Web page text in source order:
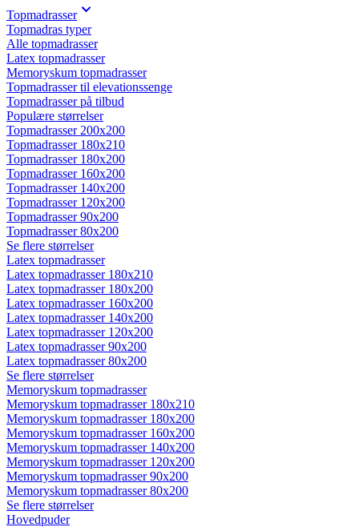
Topmadrasser
Topmadras typer
Alle topmadrasser
Latex topmadrasser
Memoryskum topmadrasser
Topmadrasser til elevationssenge
Topmadrasser på tilbud
Populære størrelser
Topmadrasser 200x200
Topmadrasser 180x210
Topmadrasser 180x200
Topmadrasser 160x200
Topmadrasser 140x200
Topmadrasser 120x200
Topmadrasser 90x200
Topmadrasser 80x200
Se flere størrelser
Latex topmadrasser
Latex topmadrasser 180x210
Latex topmadrasser 180x200
Latex topmadrasser 160x200
Latex topmadrasser 140x200
Latex topmadrasser 120x200
Latex topmadrasser 90x200
Latex topmadrasser 80x200
Se flere størrelser
Memoryskum topmadrasser
Memoryskum topmadrasser 180x210
Memoryskum topmadrasser 180x200
Memoryskum topmadrasser 160x200
Memoryskum topmadrasser 140x200
Memoryskum topmadrasser 120x200
Memoryskum topmadrasser 90x200
Memoryskum topmadrasser 80x200
Se flere størrelser
Hovedpuder